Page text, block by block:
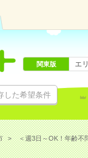
した希望条件
関東版 エ
＜週3日～OK！年齢不